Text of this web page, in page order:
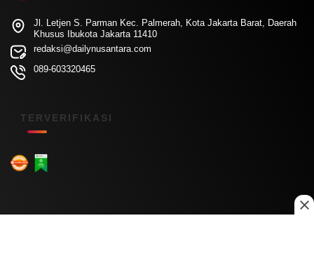
Jl. Letjen S. Parman Kec. Palmerah, Kota Jakarta Barat, Daerah
Khusus Ibukota Jakarta 11410
redaksi@dailynusantara.com
089-603320465
TERVERIFIKASI